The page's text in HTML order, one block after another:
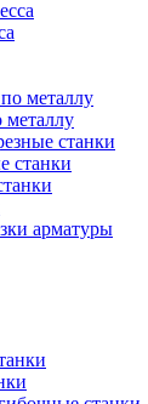
металлу
станки
арматуры